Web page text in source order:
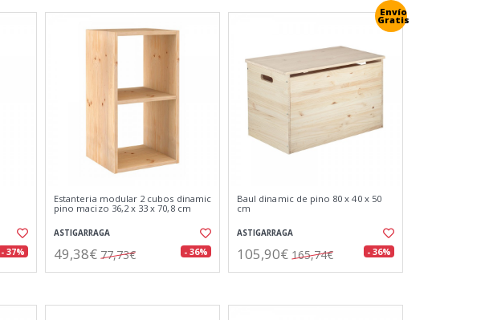
- 37%
Estanteria modular 2 cubos dinamic
pino macizo 36,2 x 33 x 70,8 cm
ASTIGARRAGA
49,38€ 77,73€ - 36%
Envío
Gratis
Baul dinamic de pino 80 x 40 x 50
cm
ASTIGARRAGA
105,90€ 165,74€ - 36%